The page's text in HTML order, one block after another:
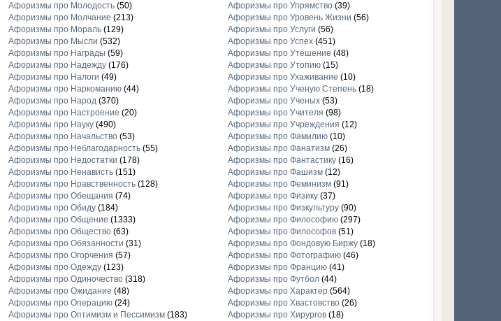
Афоризмы про Молодость(50)
Афоризмы про Молчание (213)
Афоризмы про Мораль(129)
Афоризмы про Мысли (532)
Афоризмы про Награды (59)
Афоризмы про Надежду(176)
Афоризмы про Налоги (49)
Афоризмы про Наркоманию(44)
Афоризмы про Народ(370)
Афоризмы про Настроение (20)
Афоризмы про Науку(490)
Афоризмы про Начальство(53)
Афоризмы про Неблагодарность(55)
Афоризмы про Недостатки (178)
Афоризмы про Ненависть(151)
Афоризмы про Нравственность(128)
Афоризмы про Обещания (74)
Афоризмы про Обиду(184)
Афоризмы про Общение (1333)
Афоризмы про Общество(63)
Афоризмы про Обязанности (31)
Афоризмы про Огорчения (57)
Афоризмы про Одежду(123)
Афоризмы про Одиночество(318)
Афоризмы про Ожидание (48)
Афоризмы про Операцию(24)
Афоризмы про Оптимизм и Пессимизм(183)
Афоризмы про Упрямство(39)
Афоризмы про Уровень Жизни (56)
Афоризмы про Услуги (56)
Афоризмы про Успех(451)
Афоризмы про Утешение (48)
Афоризмы про Утопию(15)
Афоризмы про Ухаживание (10)
Афоризмы про Ученую Степень(18)
Афоризмы про Ученых(53)
Афоризмы про Учителя (98)
Афоризмы про Учреждения (12)
Афоризмы про Фамилию(10)
Афоризмы про Фанатизм(26)
Афоризмы про Фантастику(16)
Афоризмы про Фашизм(12)
Афоризмы про Феминизм(91)
Афоризмы про Физику(37)
Афоризмы про Физкультуру(90)
Афоризмы про Философию(297)
Афоризмы про Философов(51)
Афоризмы про Фондовую Биржу(18)
Афоризмы про Фотографию(46)
Афоризмы про Францию(41)
Афоризмы про Футбол(44)
Афоризмы про Характер(564)
Афоризмы про Хвастовство(26)
Афоризмы про Хирургов(18)